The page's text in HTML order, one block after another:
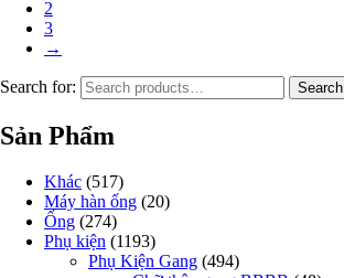
2
3
→
Search for: Search
Sản Phẩm
Khác (517)
Máy hàn ống (20)
Ống (274)
Phụ kiện (1193)
Phụ Kiện Gang (494)